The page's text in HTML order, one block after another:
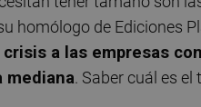
homólogo de Ediciones
a las empresas
mediana. Saber cuál es